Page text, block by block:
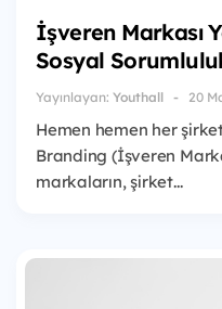
İşveren Markası
Sosyal
Yayınlayan: Youthall 20
Hemen hemen her
Branding (İşveren
markaların, şirket...